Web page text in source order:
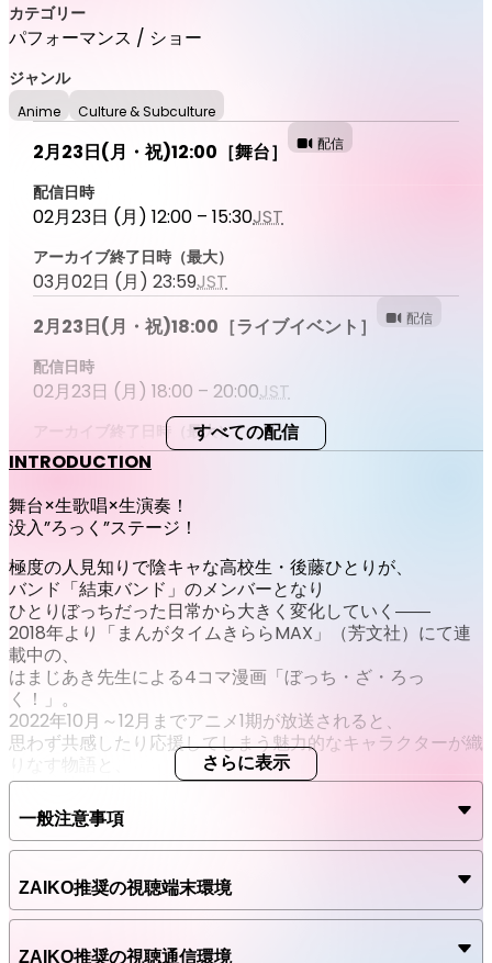
カテゴリー
パフォーマンス / ショー
ジャンル
Anime Culture & Subculture
2月23日(月・祝)12:00［舞台］ 配信
配信日時
02月23日 (月) 12:00 – 15:30JST
アーカイブ終了日時（最大）
03月02日 (月) 23:59JST
2月23日(月・祝)18:00［ライブイベント］
配信
配信日時
02月23日 (月) 18:00 – 20:00JST
アーカイブ終了日時（最大）
03月02日 (月) 23:59JST
★2月23日(月・祝)12:00［舞台］
配信日時
03月03日 (火) 12:00 – 03月10日 (火) 23:59JST
★2月23日(月・祝)18:00［ライブイベント］
配信日時
03月03日 (火) 12:00 – 03月10日 (火) 23:59 JST
すべての配信
INTRODUCTION
舞台×生歌唱×生演奏！
没入”ろっく”ステージ！
極度の人見知りで陰キャな高校生・後藤ひとりが、
バンド「結束バンド」のメンバーとなり
ひとりぼっちだった日常から大きく変化していく――
2018年より「まんがタイムきららMAX」（芳文社）にて連
載中の、
はまじあき先生による4コマ漫画「ぼっち・ざ・ろっ
く！」。
2022年10月～12月までアニメ1期が放送されると、
思わず共感したり応援してしまう魅力的なキャラクターが織
りなす物語と、
エモーショナルでキャッチーな楽曲が話題を呼び大ヒット。
劇中バンドのアルバム「結束バンド」は数々の音楽チャート
でランキング1位を獲得、
その後は劇場総集編の上映、「結束バンド」によるZeppツ
アー、アニメ2期の制作決定など
その勢いはとどまるところを知らない。
さらに表示
一般注意事項
ZAIKO推奨の視聴端末環境
ZAIKO推奨の視聴通信環境